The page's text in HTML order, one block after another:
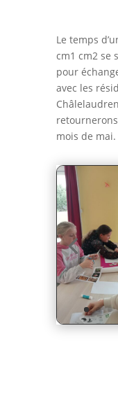
Le temps
cm1 cm2 se
pour
avec les
mois de mai.